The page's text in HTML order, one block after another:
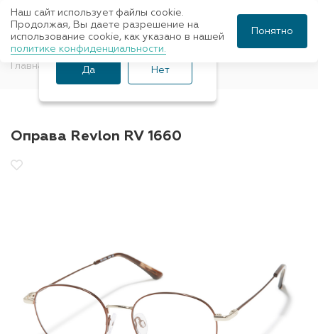
Главная Оправы для очков Revlon
Оправа Revlon RV 1660
Ваш город Санкт-
Петербург?
Да Нет
Наш сайт использует файлы cookie.
Продолжая, Вы даете разрешение на
использование cookie, как указано в нашей
политике конфиденциальности.
Понятно